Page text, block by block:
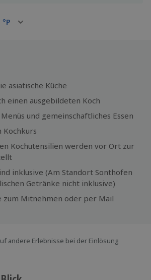
°P
asiatische Küche
einen ausgebildeten Koch
und gemeinschaftliches Essen
Kochkurs
Kochutensilien werden vor Ort zur
inklusive (Am Standort Sonthofen
Getränke nicht inklusive)
zum Mitnehmen oder per Mail
andere Erlebnisse bei der Einlösung